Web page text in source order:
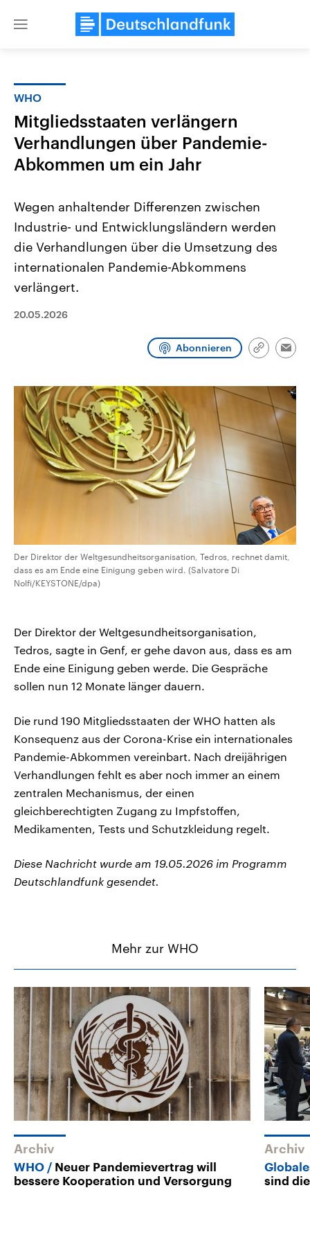
Close
Landtagswahl Sachsen-Anhalt
2026
Alle Informationen
Sachsen-Anhalt wählt am 6.
September 2026 einen neuen
Landtag. Seit 2021 wird das
CDU, SPD und FDP regiert.-
Wahlprogramme, aktuelle Berichte
und Hintergründe zu den Parteien
USA
Aktuelle Beiträge,
Hintergründe
Wirtschaftlich und
Programm Podcasts
Audio-Archiv
WHO
Mitgliedsstaaten verlängern
Verhandlungen über Pandemie-
Abkommen um ein Jahr
Wegen anhaltender Differenzen zwischen
Industrie- und Entwicklungsländern werden
die Verhandlungen über die Umsetzung des
internationalen Pandemie-Abkommens
verlängert.
20.05.2026
Abonnieren
Link
Der Direktor der Weltgesundheitsorganisation, Tedros, rechnet damit,
dass es am Ende eine Einigung geben wird. (Salvatore Di
Nolfi/KEYSTONE/dpa)
Der Direktor der Weltgesundheitsorganisation,
Tedros, sagte in Genf, er gehe davon aus, dass es am
Ende eine Einigung geben werde. Die Gespräche
sollen nun 12 Monate länger dauern.
Die rund 190 Mitgliedsstaaten der WHO hatten als
Konsequenz aus der Corona-Krise ein internationales
Pandemie-Abkommen vereinbart. Nach dreijährigen
Verhandlungen fehlt es aber noch immer an einem
zentralen Mechanismus, der einen
gleichberechtigten Zugang zu Impfstoffen,
Medikamenten, Tests und Schutzkleidung regelt.
Diese Nachricht wurde am 19.05.2026 im Programm
Deutschlandfunk gesendet.
Mehr zur WHO
Archiv
WHO
Neuer Pandemievertrag will
bessere Kooperation und Versorgung
Archiv
sind